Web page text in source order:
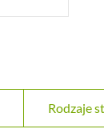
Rodzaje